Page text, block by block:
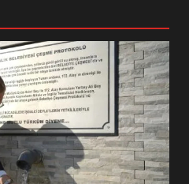
BELEDİYESPOR’DA
NASIL
SU MİRASI İÇİN
GEÇİYOR: GÖZLER